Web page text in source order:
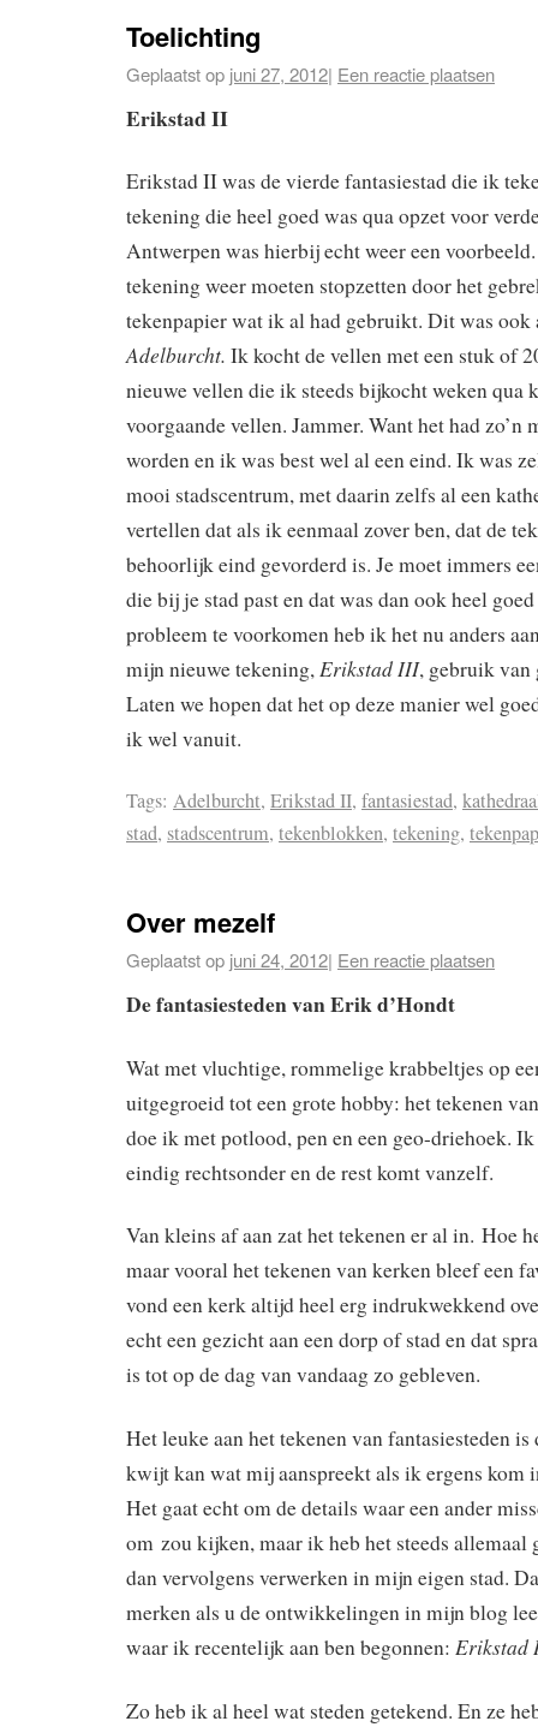
Toelichting
Geplaatst op juni 27, 2012| Een reactie plaatsen
Erikstad II
Erikstad II was de vierde fantasiestad die ik
tekening die heel goed was qua opzet voor
Antwerpen was hierbij echt weer een
tekening weer moeten stopzetten door het
tekenpapier wat ik al had gebruikt. Dit was ook
Adelburcht. Ik kocht de vellen met een stuk of
nieuwe vellen die ik steeds bijkocht weken qua
voorgaande vellen. Jammer. Want het had zo’n
worden en ik was best wel al een eind. Ik was
mooi stadscentrum, met daarin zelfs al een
vertellen dat als ik eenmaal zover ben, dat de
behoorlijk eind gevorderd is. Je moet immers
die bij je stad past en dat was dan ook heel
probleem te voorkomen heb ik het nu anders
mijn nieuwe tekening,Erikstad III, gebruik van
Laten we hopen dat het op deze manier wel
ik wel vanuit.
Tags: Adelburcht, Erikstad II, fantasiestad,
stad, stadscentrum, tekenblokken, tekening,
Over mezelf
Geplaatst op juni 24, 2012| Een reactie plaatsen
De fantasiesteden van Erik d’Hondt
Wat met vluchtige, rommelige krabbeltjes op
uitgegroeid tot een grote hobby: het tekenen
doe ik met potlood, pen en een geo-driehoek.
eindig rechtsonder en de rest komt vanzelf.
Van kleins af aan zat het tekenen er al in. Hoe
maar vooral het tekenen van kerken bleef een
vond een kerk altijd heel erg indrukwekkend
echt een gezicht aan een dorp of stad en dat
is tot op de dag van vandaag zo gebleven.
Het leuke aan het tekenen van fantasiesteden
kwijt kan wat mij aanspreekt als ik ergens kom
Het gaat echt om de details waar een ander
om zou kijken, maar ik heb het steeds allemaal
dan vervolgens verwerken in mijn eigen stad.
merken als u de ontwikkelingen in mijn blog
waar ik recentelijk aan ben begonnen: Erikstad
Zo heb ik al heel wat steden getekend. En ze